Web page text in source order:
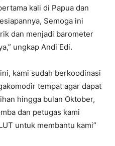
kali di Papua dan
Semoga ini
dan menjadi barometer
ungkap Andi Edi.
kami sudah berkoodinasi
tempat agar dapat
hingga bulan Oktober,
dan petugas kami
untuk membantu kami”